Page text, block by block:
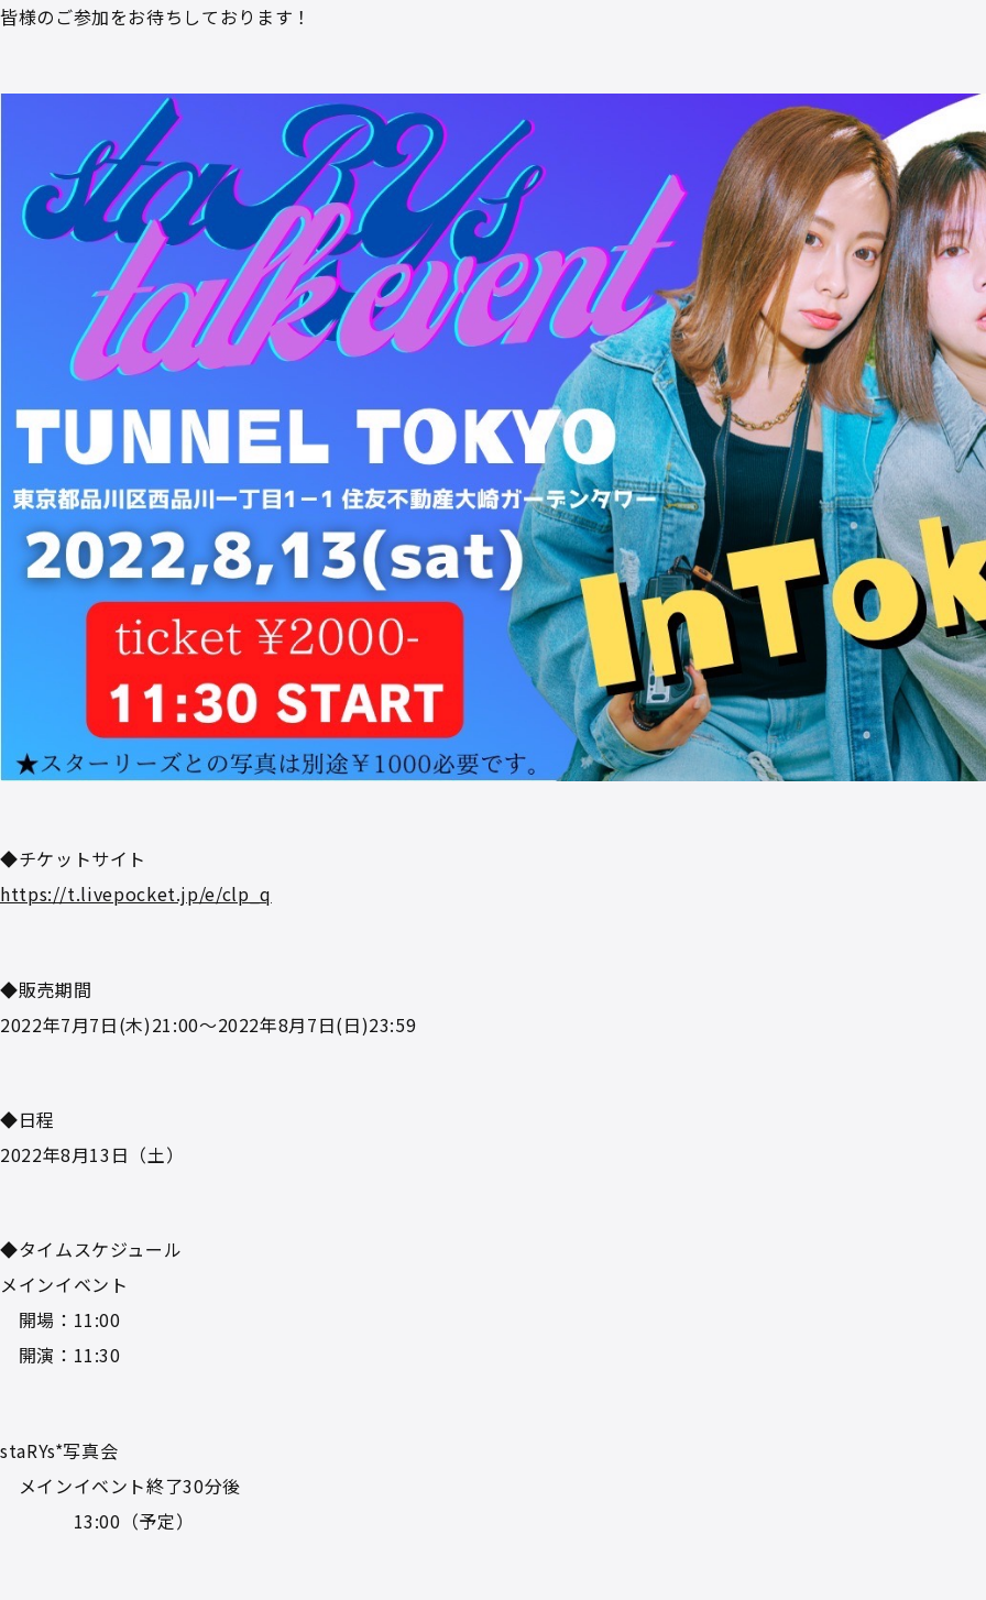
皆様のご参加をお待ちしております！
◆チケットサイト
https://t.livepocket.jp/e/clp_q
◆販売期間
2022年7月7日(木)21:00～2022年8月7日(日)23:59
◆日程
2022年8月13日（土）
◆タイムスケジュール
メインイベント
開場：11:00
開演：11:30
staRYs*写真会
メインイベント終了30分後
13:00（予定）